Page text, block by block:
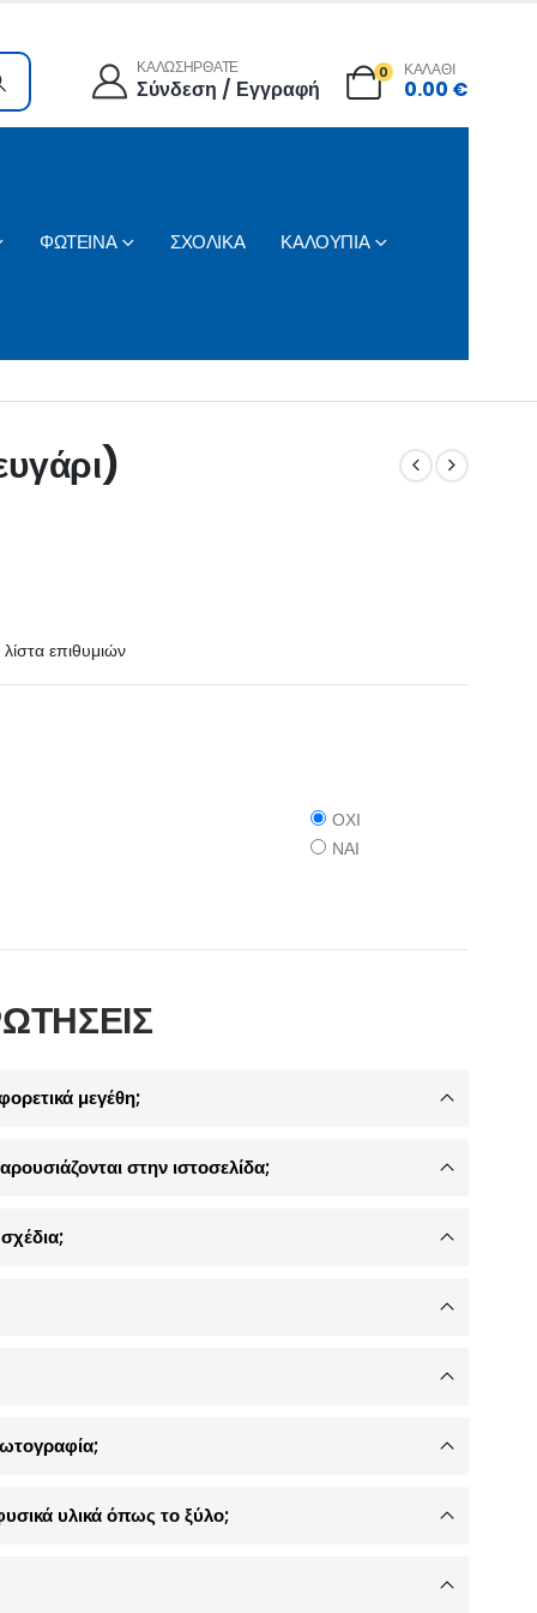
ΚΑΛΩΣΗΡΘΑΤΕ
Σύνδεση / Εγγραφή
0 ΚΑΛΑΘΙ
0.00 €
ΦΩΤΕΙΝΑ ΣΧΟΛΙΚΑ ΚΑΛΟΥΠΙΑ
επιθυμιών
ΟΧΙ
ΝΑΙ
μεγέθη;
στην ιστοσελίδα;
υλικά όπως το ξύλο;